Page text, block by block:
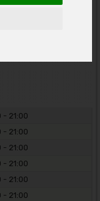
- 21:00
- 21:00
- 21:00
- 21:00
- 21:00
- 21:00